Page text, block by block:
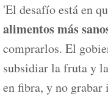
'El desafío está en
alimentos más
comprarlos. El
subsidiar la fruta y
en fibra, y no grabar